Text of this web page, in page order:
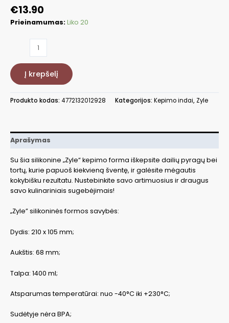
€13.90
Prieinamumas:Liko 20
Silikoninė
kepimo
forma
ZY004SM
Į krepšelį
Produkto kodas: 4772132012928 Kategorijos: Kepimo indai, Zyle
Aprašymas
Su šia silikonine „Zyle“ kepimo forma iškepsite dailių pyragų bei
tortų, kurie papuoš kiekvieną šventę, ir galėsite mėgautis
kokybišku rezultatu. Nustebinkite savo artimuosius ir draugus
savo kulinariniais sugebėjimais!
„Zyle” silikoninės formos savybės:
Dydis: 210 x 105 mm;
Aukštis: 68 mm;
Talpa: 1400 ml;
Atsparumas temperatūrai: nuo -40°C iki +230°C;
Sudėtyje nėra BPA;